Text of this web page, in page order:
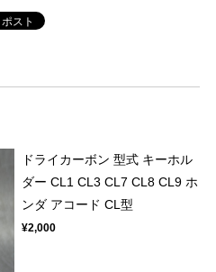
ドライカーボン 型式 キーホル
ダー CL1 CL3 CL7 CL8 CL9 ホ
ンダ アコード CL型
¥2,000